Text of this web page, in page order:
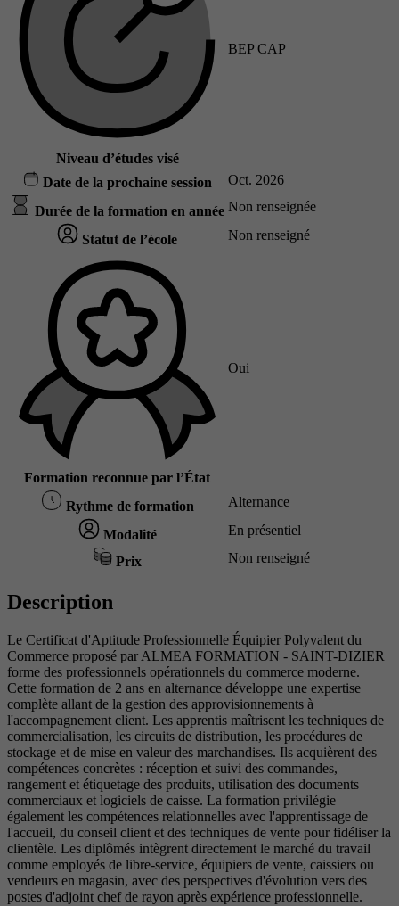
Niveau d’études visé
BEP CAP
Date de la prochaine session Oct. 2026
Durée de la formation en année Non renseignée
Statut de l’école Non renseigné
Formation reconnue par l’État
Oui
Rythme de formation Alternance
Modalité En présentiel
Prix Non renseigné
Description
Le Certificat d'Aptitude Professionnelle Équipier Polyvalent du
Commerce proposé par ALMEA FORMATION - SAINT-DIZIER
forme des professionnels opérationnels du commerce moderne.
Cette formation de 2 ans en alternance développe une expertise
complète allant de la gestion des approvisionnements à
l'accompagnement client. Les apprentis maîtrisent les techniques de
commercialisation, les circuits de distribution, les procédures de
stockage et de mise en valeur des marchandises. Ils acquièrent des
compétences concrètes : réception et suivi des commandes,
rangement et étiquetage des produits, utilisation des documents
commerciaux et logiciels de caisse. La formation privilégie
également les compétences relationnelles avec l'apprentissage de
l'accueil, du conseil client et des techniques de vente pour fidéliser la
clientèle. Les diplômés intègrent directement le marché du travail
comme employés de libre-service, équipiers de vente, caissiers ou
vendeurs en magasin, avec des perspectives d'évolution vers des
postes d'adjoint chef de rayon après expérience professionnelle.